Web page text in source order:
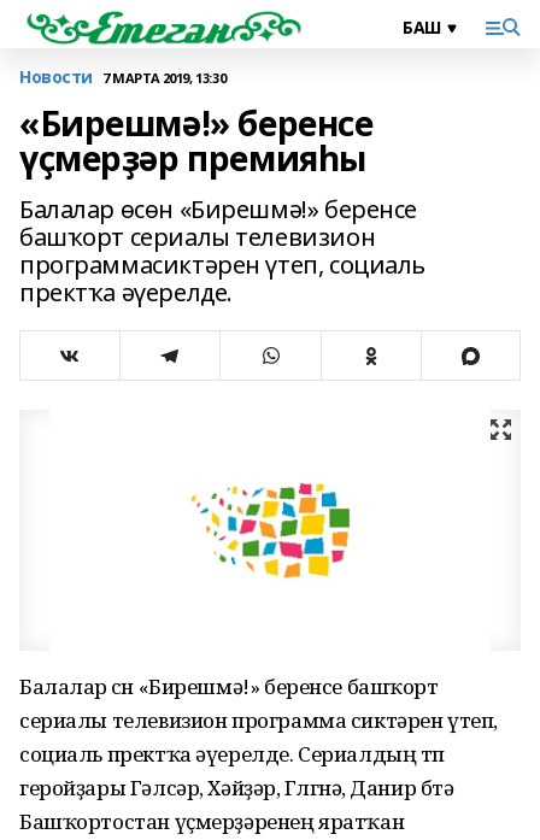
Новости 7 МАРТА 2019, 13:30
«Бирешмә!» беренсе
үҫмерҙәр премияһы
Балалар өсөн «Бирешмә!» беренсе
башҡорт сериалы телевизион
программасиктәрен үтеп, социаль
пректҡа әүерелде.
Балалар өсөн «Бирешмә!» беренсе башҡорт
сериалы телевизион программа сиктәрен үтеп,
социаль пректҡа әүерелде. Сериалдың төп
геройҙары Гәлсәр, Хәйҙәр, Гөлгөнә, Данир бөтә
Башҡортостан үҫмерҙәренең яратҡан